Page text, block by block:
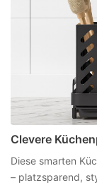
Clevere
Diese smarten
– platzsparend,